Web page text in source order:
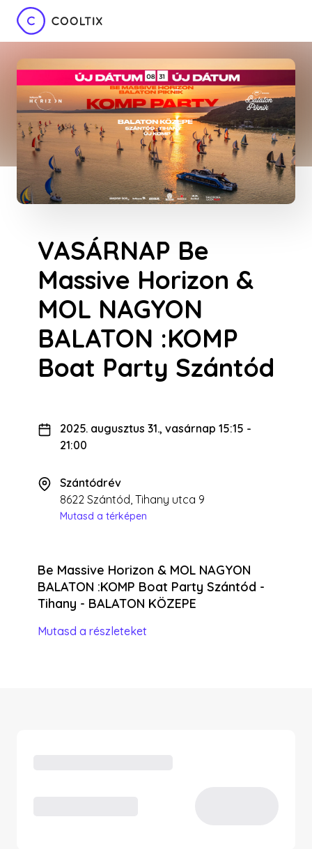
VASÁRNAP Be
Massive Horizon &
MOL NAGYON
BALATON :KOMP
Boat Party Szántód
2025. augusztus 31., vasárnap 15:15 -
21:00
Szántódrév
8622 Szántód, Tihany utca 9
Mutasd a térképen
Be Massive Horizon & MOL NAGYON
BALATON :KOMP Boat Party Szántód -
Tihany - BALATON KÖZEPE
Mutasd a részleteket